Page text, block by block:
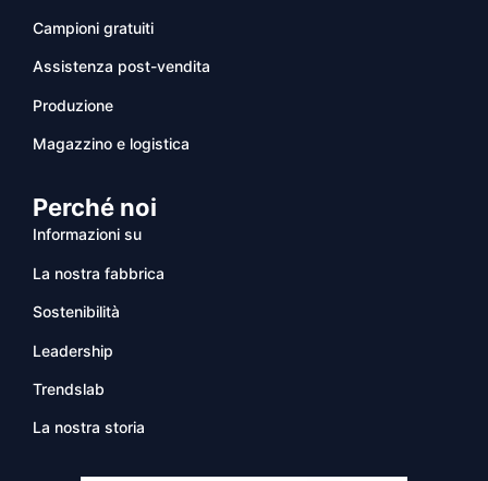
Campioni gratuiti
Assistenza post-vendita
Produzione
Magazzino e logistica
Perché noi
Informazioni su
La nostra fabbrica
Sostenibilità
Leadership
Trendslab
La nostra storia